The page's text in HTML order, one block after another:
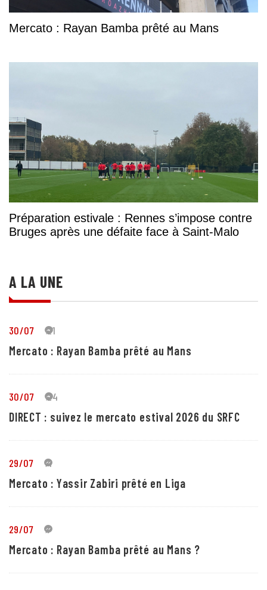
Mercato : Rayan Bamba prêté au Mans
Préparation estivale : Rennes s’impose contre
Bruges après une défaite face à Saint-Malo
A LA UNE
30/07 21
Mercato : Rayan Bamba prêté au Mans
30/07 24
DIRECT : suivez le mercato estival 2026 du SRFC
29/07 4
Mercato : Yassir Zabiri prêté en Liga
29/07 1
Mercato : Rayan Bamba prêté au Mans ?